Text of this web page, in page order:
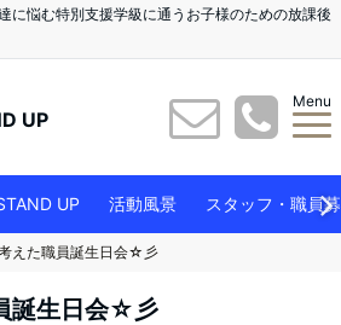
に悩む特別支援学級に通うお子様のための放課後
UP
Menu
UP 活動風景 スタッフ・職員
えた職員誕生日会☆彡
誕生日会☆彡